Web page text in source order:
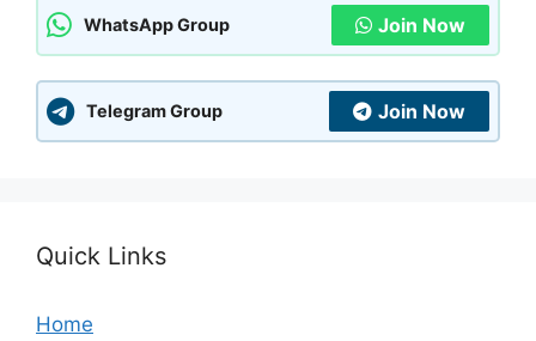
WhatsApp Group Join Now
Telegram Group Join Now
Quick Links
Home